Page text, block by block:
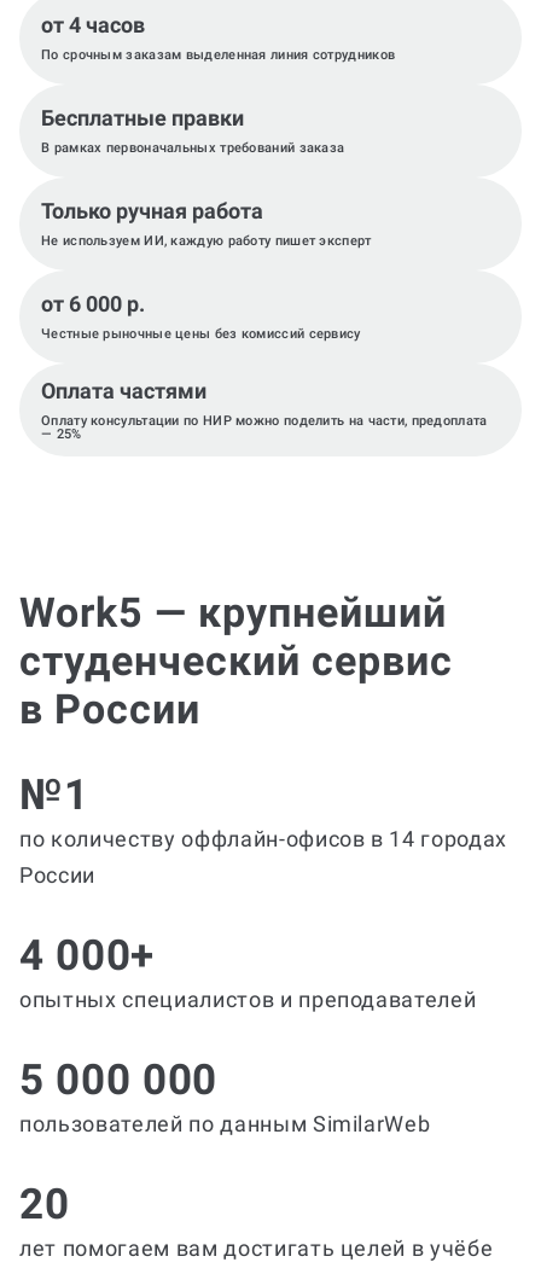
от 4 часов
По срочным заказам выделенная линия сотрудников
Бесплатные правки
В рамках первоначальных требований заказа
Только ручная работа
Не используем ИИ, каждую работу пишет эксперт
от 6 000 р.
Честные рыночные цены без комиссий сервису
Оплата частями
Оплату консультации по НИР можно поделить на части, предоплата
— 25%
Work5 — крупнейший
студенческий сервис
в России
№1
по количеству оффлайн-офисов в 14 городах
России
4 000+
опытных специалистов и преподавателей
5 000 000
пользователей по данным SimilarWeb
20
лет помогаем вам достигать целей в учёбе